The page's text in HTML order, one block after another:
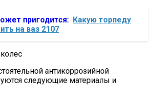
пригодится: Какую торпеду
на ваз 2107
антикоррозийной
следующие материалы и